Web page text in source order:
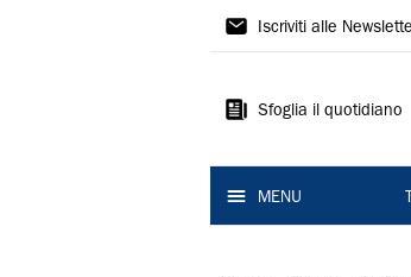
Il
Iscriviti alle
Sfoglia il quotidiano
MENU